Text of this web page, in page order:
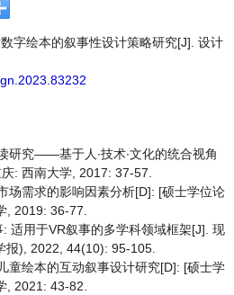
字绘本的叙事性设计策略研究[J]. 设计
研究——基于人∙技术∙文化的统合视角
: 西南大学, 2017: 37-57.
场需求的影响因素分析[D]: [硕士学位论
, 2019: 36-77.
适用于VR叙事的多学科领域框架[J]. 现
报), 2022, 44(10): 95-105.
童绘本的互动叙事设计研究[D]: [硕士学
, 2021: 43-82.